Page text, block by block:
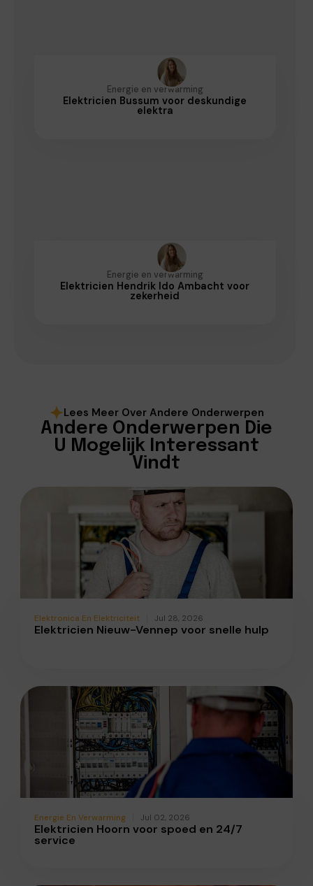
Energie en verwarming
Elektricien Bussum voor deskundige
elektra
Energie en verwarming
Elektricien Hendrik Ido Ambacht voor
zekerheid
Lees Meer Over Andere Onderwerpen
Andere Onderwerpen Die
U Mogelijk Interessant
Vindt
Elektronica En Elektriciteit Jul 28, 2026
Elektricien Nieuw-Vennep voor snelle hulp
Energie En Verwarming Jul 02, 2026
Elektricien Hoorn voor spoed en 24/7
service